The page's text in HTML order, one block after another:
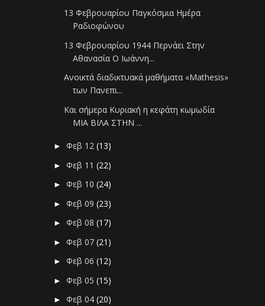
13 Φεβρουαρίου Παγκόσμια Ημέρα
Ραδιοφώνου
13 Φεβρουαρίου 1944 Περνάει Στην
Αθανασία Ο Ιωάννη...
Ανοικτά διαδικτυακά μαθήματα «Mathesis»
των Πανεπι...
Και σήμερα Κυριακή η κεφάτη κωμωδία
ΜΙΑ ΒΙΛΑ ΣΤΗΝ ...
►Φεβ 12(13)
►Φεβ 11(22)
►Φεβ 10(24)
►Φεβ 09(23)
►Φεβ 08(17)
►Φεβ 07(21)
►Φεβ 06(12)
►Φεβ 05(15)
►Φεβ 04(20)